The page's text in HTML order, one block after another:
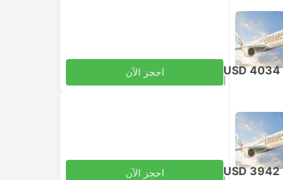
USD 4034 احجز الآن
USD 3942 احجز الآن